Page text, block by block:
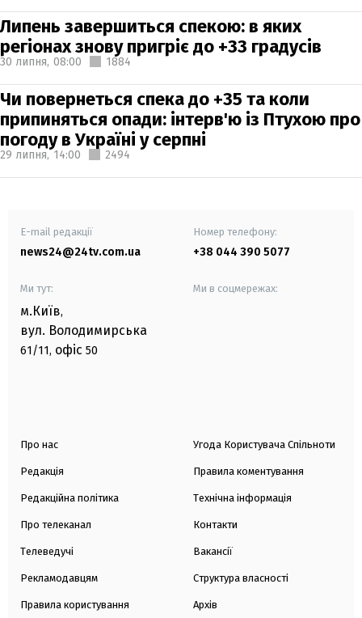
Липень завершиться спекою: в яких
регіонах знову пригріє до +33 градусів
30 липня, 08:00 1884
Чи повернеться спека до +35 та коли
припиняться опади: інтерв'ю із Птухою про
погоду в Україні у серпні
29 липня, 14:00 2494
E-mail редакції
news24@24tv.com.ua
Номер телефону:
+38 044 390 5077
Ми тут:
м.Київ,
вул. Володимирська
61/11, офіс 50
Ми в соцмережах:
Про нас
Редакція
Редакційна політика
Про телеканал
Телеведучі
Рекламодавцям
Правила користування
Угода Користувача Спільноти
Правила коментування
Технічна інформація
Контакти
Вакансії
Структура власності
Архів